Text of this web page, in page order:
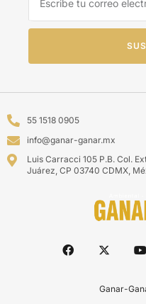
55 1518 0905
info@ganar-ganar.mx
Luis Carracci 105 P.B. Col.
Juárez, CP 03740 CDMX,
Ganar-